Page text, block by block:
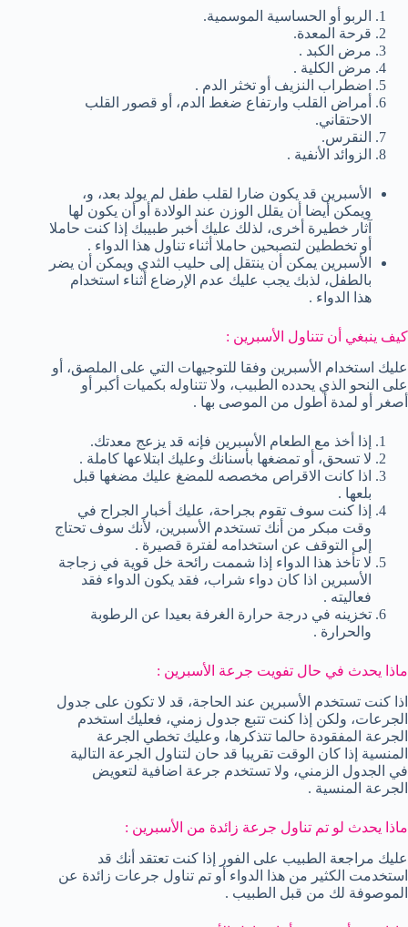
الربو أو الحساسية الموسمية.
قرحة المعدة.
مرض الكبد .
مرض الكلية .
اضطراب النزيف أو تخثر الدم .
أمراض القلب وارتفاع ضغط الدم، أو قصور القلب
الاحتقاني.
النقرس.
الزوائد الأنفية .
الأسبرين قد يكون ضارا لقلب طفل لم يولد بعد، و،
ويمكن أيضا أن يقلل الوزن عند الولادة أو أن يكون لها
آثار خطيرة أخرى، لذلك عليك أخبر طبيبك إذا كنت حاملا
أو تخططين لتصبحين حاملا أثناء تناول هذا الدواء .
الأسبرين يمكن أن ينتقل إلى حليب الثدي ويمكن أن يضر
بالطفل، لذبك يجب عليك عدم الإرضاع أثناء استخدام
هذا الدواء .
كيف ينبغي أن تتناول الأسبرين :
عليك استخدام الأسبرين وفقا للتوجيهات التي على الملصق، أو
على النحو الذي يحدده الطبيب، ولا تتناوله بكميات أكبر أو
أصغر أو لمدة أطول من الموصى بها .
إذا أخذ مع الطعام الأسبرين فإنه قد يزعج معدتك.
لا تسحق، أو تمضغها بأسنانك وعليك ابتلاعها كاملة .
اذا كانت الاقراص مخصصه للمضغ عليك مضغها قبل
بلعها .
إذا كنت سوف تقوم بجراحة، عليك أخبار الجراح في
وقت مبكر من أنك تستخدم الأسبرين، لأنك سوف تحتاج
إلى التوقف عن استخدامه لفترة قصيرة .
لا تأخذ هذا الدواء إذا شممت رائحة خل قوية في زجاجة
الأسبرين اذا كان دواء شراب، فقد يكون الدواء فقد
فعاليته .
تخزينه في درجة حرارة الغرفة بعيدا عن الرطوبة
والحرارة .
ماذا يحدث في حال تفويت جرعة الأسبرين :
اذا كنت تستخدم الأسبرين عند الحاجة، قد لا تكون على جدول
الجرعات، ولكن إذا كنت تتبع جدول زمني، فعليك استخدم
الجرعة المفقودة حالما تتذكرها، وعليك تخطي الجرعة
المنسية إذا كان الوقت تقريبا قد حان لتناول الجرعة التالية
في الجدول الزمني، ولا تستخدم جرعة اضافية لتعويض
الجرعة المنسية .
ماذا يحدث لو تم تناول جرعة زائدة من الأسبرين :
عليك مراجعة الطبيب على الفور إذا كنت تعتقد أنك قد
استخدمت الكثير من هذا الدواء أو تم تناول جرعات زائدة عن
الموصوفة لك من قبل الطبيب .